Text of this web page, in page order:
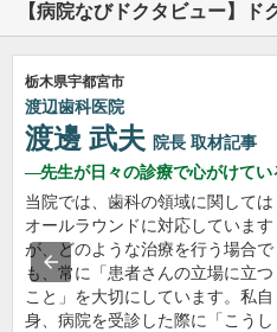
【病院なびドクタビュー】ド
栃木県宇都宮市
渡辺歯科医院
渡邊 武夫 院長 取材記事
先生が日々の診療で心がけてい
当院では、歯科の領域に関しては
オールラウンドに対応しています
が、どのような治療を行う場合で
も、常に「患者さんの立場に立つ
こと」を大切にしています。私自
身、病院を受診した際に「こうし